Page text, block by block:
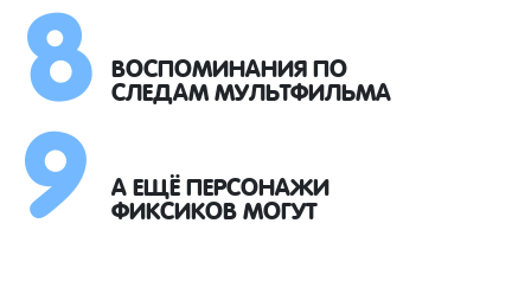
ВОСПОМИНАНИЯ ПО
СЛЕДАМ МУЛЬТФИЛЬМА
А ЕЩЁ ПЕРСОНАЖИ
ФИКСИКОВ МОГУТ